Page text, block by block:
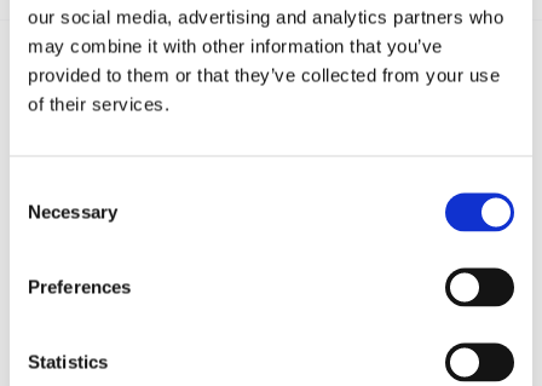
our social media, advertising and analytics partners who
may combine it with other information that you’ve
provided to them or that they’ve collected from your use
of their services.
Selection
Necessary
Preferences
Statistics
Recent posts
Diritto civile, Michela Colitta, Sentenze Cassazione
Roberto De Gaetano
News.